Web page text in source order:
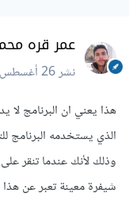
عمر قره
نشر26 أغسطس 2023
هذا يعني ان البرنامج لا
الذي يستخدمه البرنامج
وذلك لأنك عندما تنقر
شيفرة معينة تعبر عن